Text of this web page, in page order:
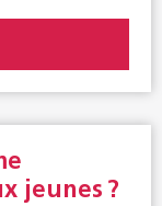
jeunes ?